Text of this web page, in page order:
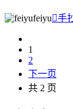
feiyu手
1
2
下一页
共 2 页